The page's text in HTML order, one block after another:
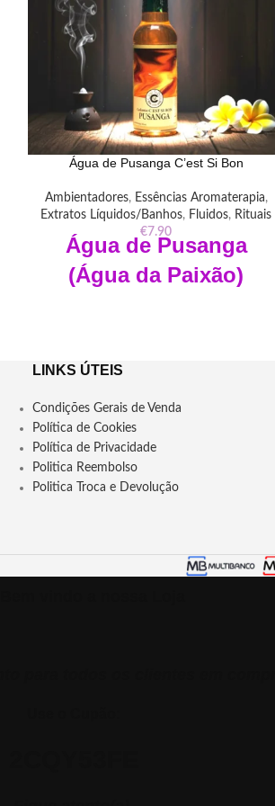
Água de Pusanga C’est Si Bon
Ambientadores, Essências Aromaterapia,
Extratos Líquidos/Banhos, Fluidos, Rituais
€7.90
Água de Pusanga
(Água da Paixão)
Autêntico e Original
desperta o amor, atrai boas energias e
fortalece a autoconfiança. ideal para
banhos e rituais de atração espiritual.
Adquira a sua em nossa loja."
LINKS ÚTEIS
Condições Gerais de Venda
Política de Cookies
Política de Privacidade
Politica Reembolso
Politica Troca e Devolução